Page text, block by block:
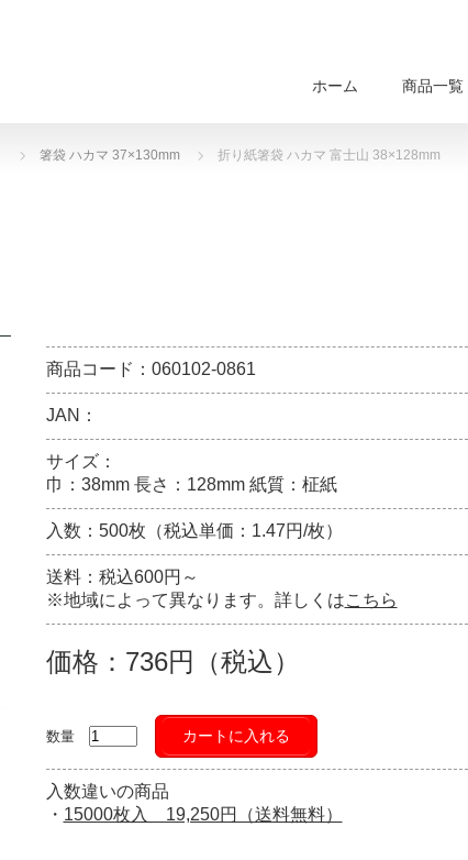
ホーム 商品一覧
箸袋 ハカマ 37×130mm 折り紙箸袋 ハカマ 富士山 38×128mm
商品コード：060102-0861
JAN：
サイズ：
巾：38mm 長さ：128mm 紙質：柾紙
入数：500枚（税込単価：1.47円/枚）
送料：税込600円～
※地域によって異なります。詳しくはこちら
価格：736円（税込）
数量 カートに入れる
入数違いの商品
・ 15000枚入 19,250円（送料無料）